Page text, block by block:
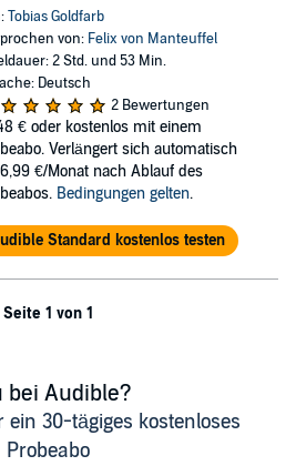
Tobias Goldfarb
von: Felix von Manteuffel
2 Std. und 53 Min.
Deutsch
2 Bewertungen
€ oder kostenlos mit einem
Verlängert sich automatisch
€/Monat nach Ablauf des
Bedingungen gelten.
Standard kostenlos testen
Seite 1 von 1
bei Audible?
30-tägiges kostenloses
Probeabo